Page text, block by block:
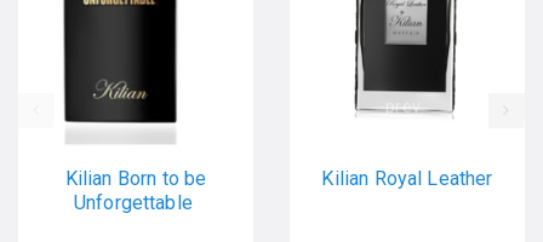
Kilian Born to be
Unforgettable
Kilian Royal Leather
prev